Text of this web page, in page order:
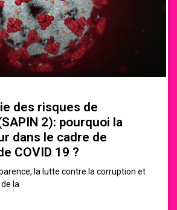
des risques de
2): pourquoi la
dans le cadre de
COVID 19 ?
la lutte contre la corruption et
la